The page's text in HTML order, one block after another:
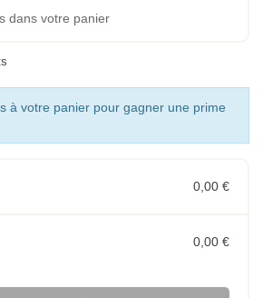
dans votre panier
à votre panier pour gagner une prime
0,00 €
0,00 €